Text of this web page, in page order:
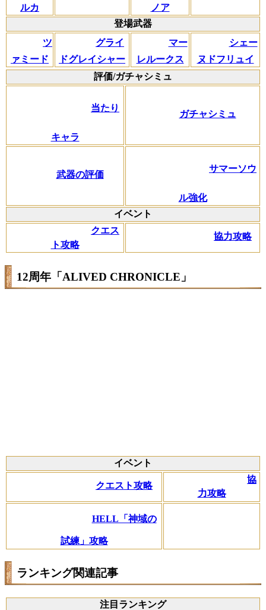
ルカ ノア
登場武器
ツ
ァミード
グライ
ドグレイシャー
マー
レルークス
シェー
ヌドフリュイ
評価/ガチャシミュ
当たり
キャラ
ガチャシミュ
武器の評価
サマーソウ
ル強化
イベント
クエス
ト攻略
協力攻略
12周年「ALIVED CHRONICLE」
イベント
クエスト攻略
協
力攻略
HELL「神域の
試練」攻略
ランキング関連記事
注目ランキング